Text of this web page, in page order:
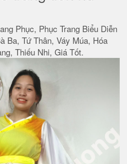
Phục, Phục Trang Biểu Diễn
Ba, Tứ Thân, Váy Múa, Hóa
Thiếu Nhi, Giá Tốt.